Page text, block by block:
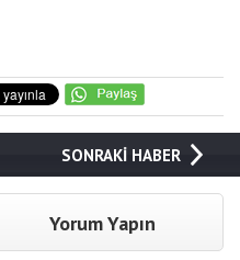
SONRAKİ HABER
Yorum Yapın